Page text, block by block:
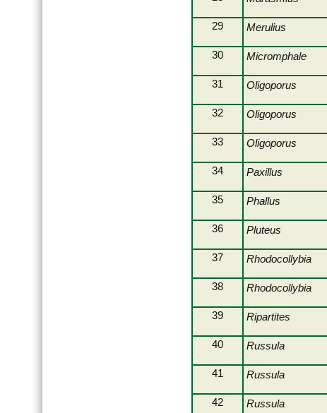
29 Merulius
30 Micromphale
31 Oligoporus
32 Oligoporus
33 Oligoporus
34 Paxillus
35 Phallus
36 Pluteus
37 Rhodocollybia
38 Rhodocollybia
39 Ripartites
40 Russula
41 Russula
42 Russula